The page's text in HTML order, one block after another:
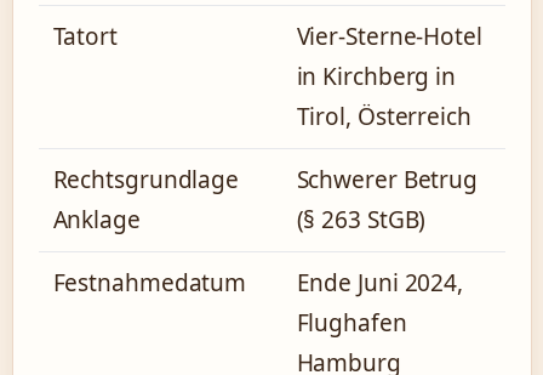
Tatort
Vier-Sterne-Hotel
in Kirchberg in
Tirol, Österreich
Rechtsgrundlage
Anklage
Schwerer Betrug
(§ 263 StGB)
Festnahmedatum
Ende Juni 2024,
Flughafen
Hamburg